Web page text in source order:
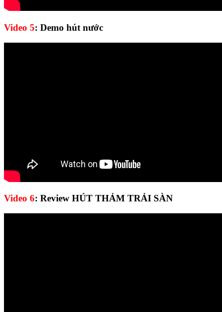
Video 5: Demo hút nước
Video 6: Review HÚT THẢM TRẢI SÀN